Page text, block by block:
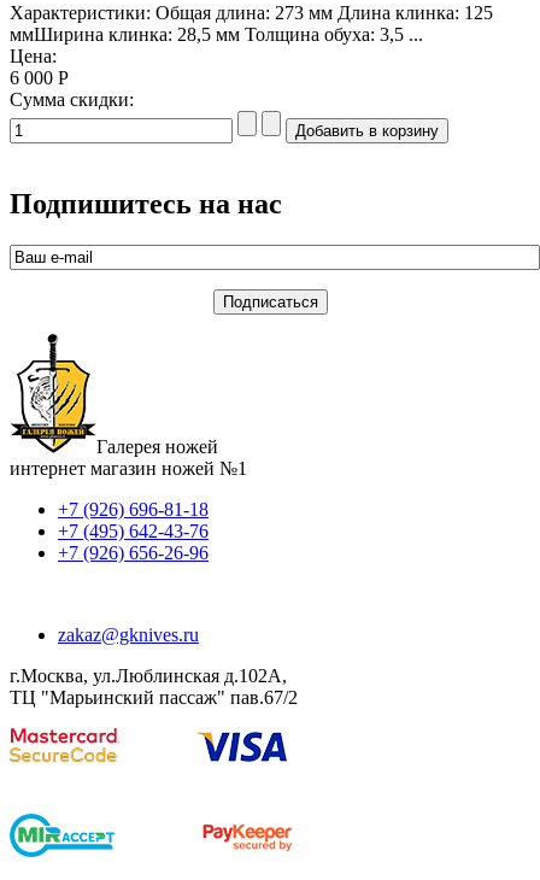
Характеристики: Общая длина: 273 мм Длина клинка: 125
ммШирина клинка: 28,5 мм Толщина обуха: 3,5 ...
Цена:
6 000 Р
Сумма скидки:
Подпишитесь на нас
Галерея ножей
интернет магазин ножей №1
+7 (926) 696-81-18
+7 (495) 642-43-76
+7 (926) 656-26-96
zakaz@gknives.ru
г.Москва, ул.Люблинская д.102А,
ТЦ "Марьинский пассаж" пав.67/2